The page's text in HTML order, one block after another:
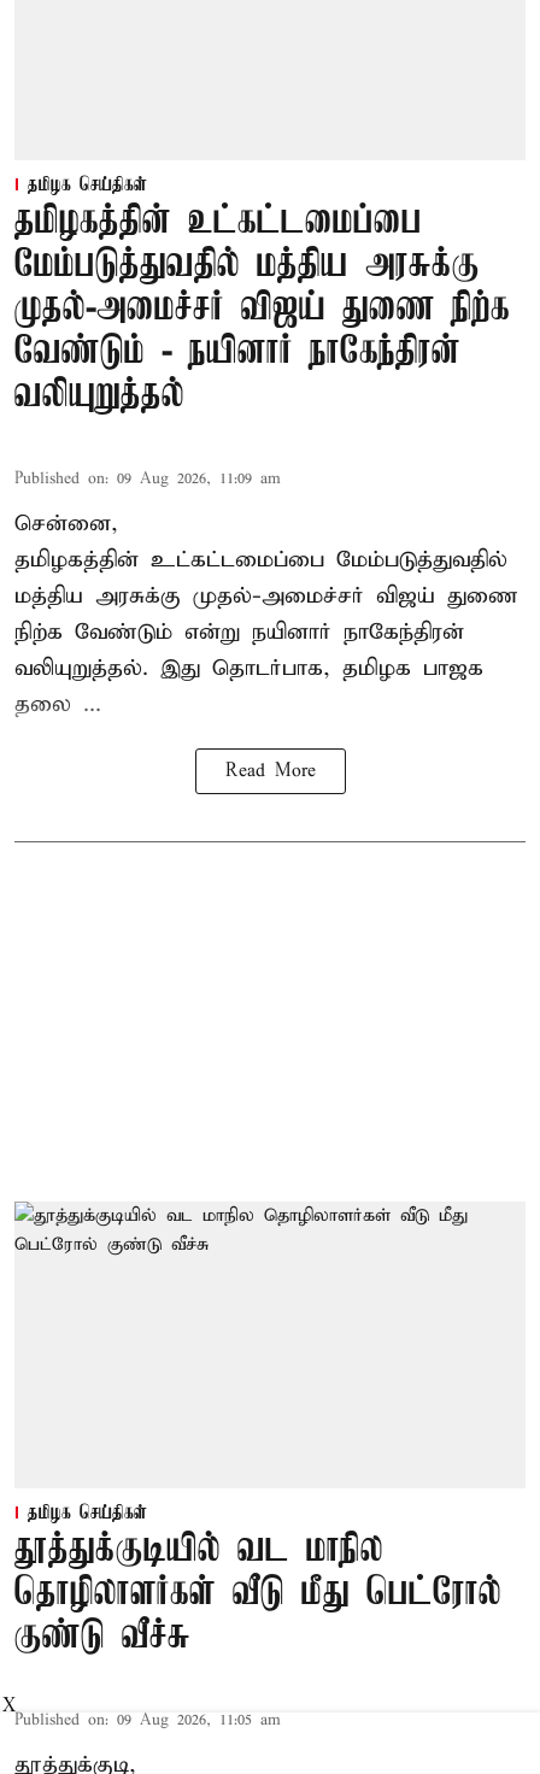
தமிழக செய்திகள்
தமிழகத்தின் உட்கட்டமைப்பை
மேம்படுத்துவதில் மத்திய அரசுக்கு
முதல்-அமைச்சர் விஜய் துணை நிற்க
வேண்டும் - நயினார் நாகேந்திரன்
வலியுறுத்தல்
Published on: 09 Aug 2026, 11:09 am
சென்னை,
தமிழகத்தின் உட்கட்டமைப்பை மேம்படுத்துவதில்
மத்திய அரசுக்கு முதல்-அமைச்சர் விஜய் துணை
நிற்க வேண்டும் என்று நயினார் நாகேந்திரன்
வலியுறுத்தல். இது தொடர்பாக, தமிழக பாஜக
தலை ...
Read More
தமிழக செய்திகள்
தூத்துக்குடியில் வட மாநில
தொழிலாளர்கள் வீடு மீது பெட்ரோல்
குண்டு வீச்சு
Published on: 09 Aug 2026, 11:05 am
தூத்துக்குடி,
X